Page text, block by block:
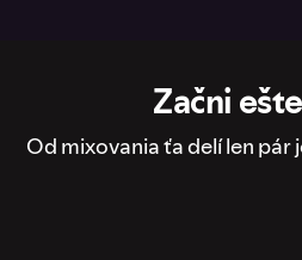
Začni
Od mixovania ťa delí len